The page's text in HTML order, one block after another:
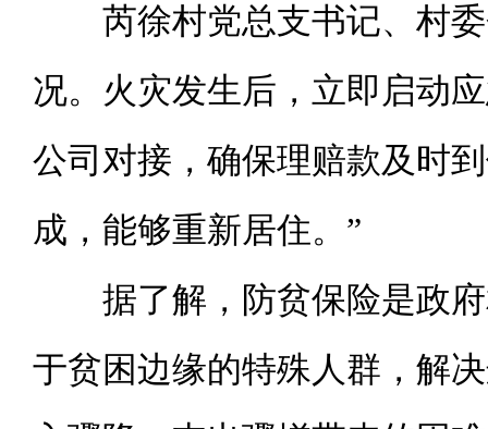
芮徐村党总支书记、村
况。火灾发生后，立即启动
公司对接，确保理赔款及时
成，能够重新居住。”
据了解，防贫保险是政
于贫困边缘的特殊人群，解